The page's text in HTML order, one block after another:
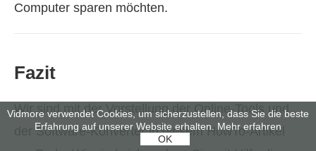
Computer sparen möchten.
Fazit
Wir sind mit der Vorstellung der Online‑Tools und
der Software‑Konverter in diesem HowTo‑Artikel
Vidmore verwendet Cookies, um sicherzustellen, dass Sie die beste
Erfahrung auf unserer Website erhalten. Mehr erfahren
OK